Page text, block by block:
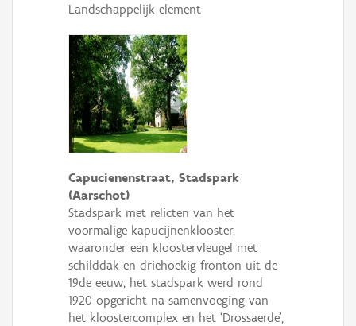
Landschappelijk element
Capucienenstraat, Stadspark
(Aarschot)
Stadspark met relicten van het
voormalige kapucijnenklooster,
waaronder een kloostervleugel met
schilddak en driehoekig fronton uit de
19de eeuw; het stadspark werd rond
1920 opgericht na samenvoeging van
het kloostercomplex en het ‘Drossaerde’,